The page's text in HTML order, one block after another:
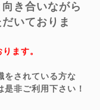
き合いながら
いておりま
ます。
をされている方な
非ご利用下さい！